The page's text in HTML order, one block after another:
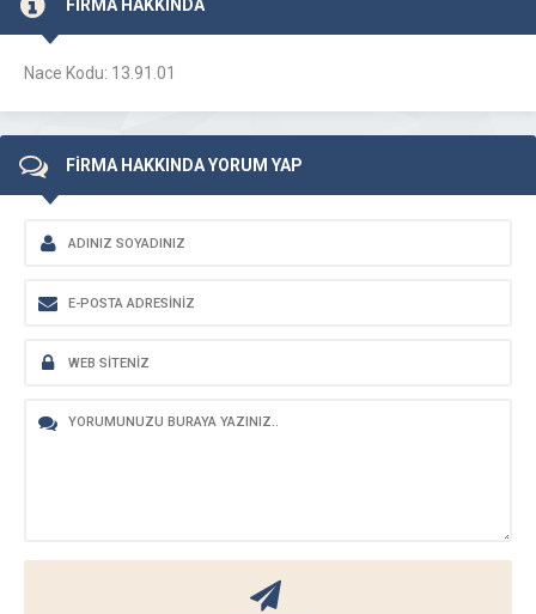
FİRMA HAKKINDA
Nace Kodu: 13.91.01
FİRMA HAKKINDA YORUM YAP